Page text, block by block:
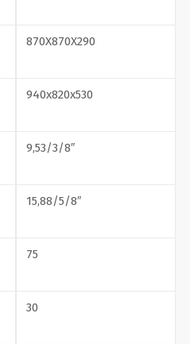
870X870X290
940x820x530
9,53/3/8″
15,88/5/8″
75
30